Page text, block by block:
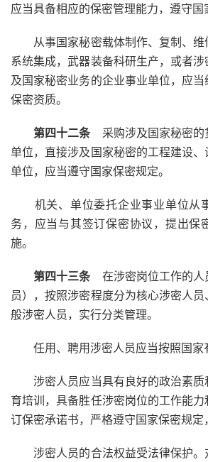
应当具备相应的保密管理能力，遵守国
从事国家秘密载体制作、复制、维
系统集成，武器装备科研生产，或者
及国家秘密业务的企业事业单位，应
保密资质。
第四十二条采购涉及国家秘密的
单位，直接涉及国家秘密的工程建设
单位，应当遵守国家保密规定。
机关、单位委托企业事业单位从
务，应当与其签订保密协议，提出保
施。
第四十三条在涉密岗位工作的人
员），按照涉密程度分为核心涉密人
般涉密人员，实行分类管理。
任用、聘用涉密人员应当按照国家
涉密人员应当具有良好的政治素质
育培训，具备胜任涉密岗位的工作能
订保密承诺书，严格遵守国家保密规定
涉密人员的合法权益受法律保护。